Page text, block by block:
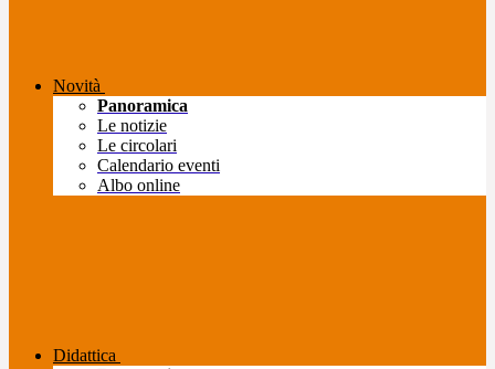
Novità
Panoramica
Le notizie
Le circolari
Calendario eventi
Albo online
Didattica